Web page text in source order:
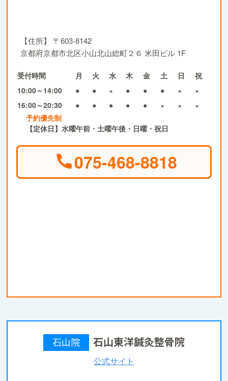
【住所】
〒603-8142
京都府京都市北区小山北山総町２６ 米田ビル 1F
受付時間 月 火 水 木 金 土 日
祝
10:00～14:00
● ● × ● ● ● ×
×
16:00～20:30
● ● ● ● ● × ×
×
予約優先制
【定休日】水曜午前・土曜午後・日曜・祝日
075-468-8818
石山院 石山東洋鍼灸整骨院
公式サイト